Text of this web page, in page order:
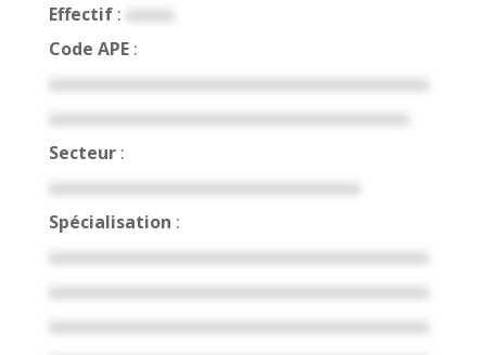
Effectif: xxxxx
Code APE:
xxxxxxxxxxxxxxxxxxxxxxxxxxxxxxxxxxxxxxx
xxxxxxxxxxxxxxxxxxxxxxxxxxxxxxxxxxxxx
Secteur:
xxxxxxxxxxxxxxxxxxxxxxxxxxxxxxxx
Spécialisation :
xxxxxxxxxxxxxxxxxxxxxxxxxxxxxxxxxxxxxxx
xxxxxxxxxxxxxxxxxxxxxxxxxxxxxxxxxxxxxxx
xxxxxxxxxxxxxxxxxxxxxxxxxxxxxxxxxxxxxxx